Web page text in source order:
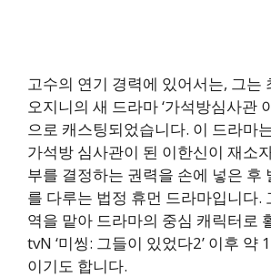
고수의 연기 경력에 있어서는, 그는
오지니의 새 드라마 ‘가석방심사관
으로 캐스팅되었습니다. 이 드라마
가석방 심사관이 된 이한신이 재소
부를 결정하는 권력을 손에 넣은 후
를 다루는 법정 휴먼 드라마입니다.
역을 맡아 드라마의 중심 캐릭터로
tvN ‘미씽: 그들이 있었다2’ 이후 약
이기도 합니다.